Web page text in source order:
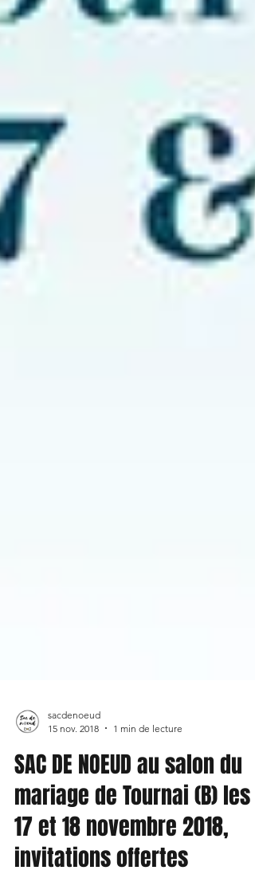
15 nov. 2018
1 min de lecture
SAC DE NOEUD au salon du
mariage de Tournai (B) les
17 et 18 novembre 2018,